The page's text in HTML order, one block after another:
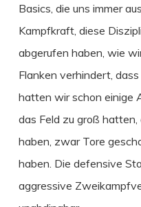
Basics, die uns immer
Kampfkraft, diese
abgerufen haben, wie
Flanken verhindert,
hatten wir schon einige
das Feld zu groß
haben, zwar Tore
haben. Die defensive
aggressive